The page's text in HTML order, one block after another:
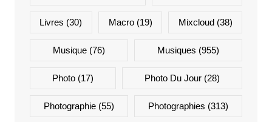
Livres (30) Macro(19) Mixcloud(38)
Musique(76) Musiques (955)
Photo(17) Photo Du Jour (28)
Photographie(55) Photographies (313)